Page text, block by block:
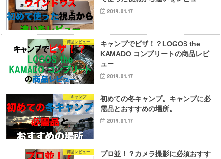
2019.01.17
商品レビュー
キャンプでピザ！？LOGOS the
KAMADO コンプリートの商品レビ
ュー
2019.01.17
キャンプ
初めての冬キャンプ。キャンプに必
需品とおすすめの場所。
2019.01.17
商品レビュー
プロ並！？カメラ撮影に必須おすす